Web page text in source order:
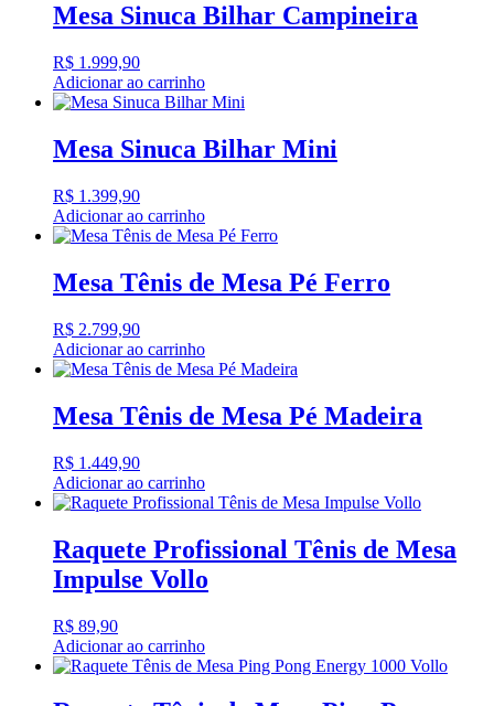
Mesa Sinuca Bilhar Campineira
R$ 1.999,90
Adicionar ao carrinho
Mesa Sinuca Bilhar Mini
R$ 1.399,90
Adicionar ao carrinho
Mesa Tênis de Mesa Pé Ferro
R$ 2.799,90
Adicionar ao carrinho
Mesa Tênis de Mesa Pé Madeira
R$ 1.449,90
Adicionar ao carrinho
Raquete Profissional Tênis de Mesa
Impulse Vollo
R$ 89,90
Adicionar ao carrinho